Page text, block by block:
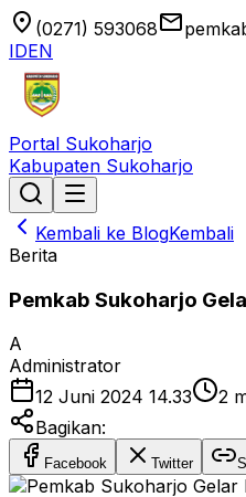
location_on (0271) 593068email
IDEN
Portal Sukoharjo
Kabupaten Sukoharjo
Kembali ke BlogKembali
Berita
Pemkab Sukoharjo
A
Administrator
12 Juni 2024 14.33
2
Bagikan:
Facebook Twitter